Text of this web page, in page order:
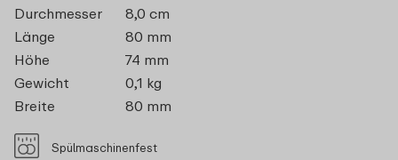
Durchmesser
8,0 cm
Länge
80 mm
Höhe
74 mm
Gewicht
0,1 kg
Breite
80 mm
Spülmaschinenfest